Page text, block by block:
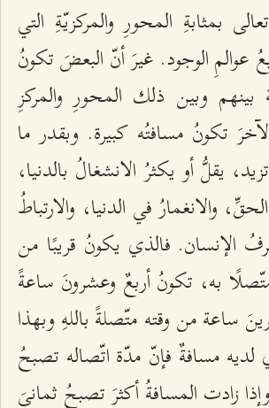
بمثابةِ المحورِ والمركزيّةِ التي
عوالمِ الوجود. غيرَ أنّ البعضَ تكونُ
بينهم وبين ذلك المحورِ والمركزِ
تكونُ مسافتُه كبيرة. وبقدر ما
يقلُّ أو يكثرُ الانشغالُ بالدنيا،
والانغمارُ في الدنيا، والارتباطُ
الإنسان. فالذي يكونُ قريبًا من
به، تكونُ أربعٌ وعشرونَ ساعةً
ساعة من وقته متّصلةً باللهِ وبهذا
لديه مسافةٌ فإنّ مدّة اتّصاله تصبحُ
زادت المسافةُ أكثرَ تصبحُ ثمانيَ